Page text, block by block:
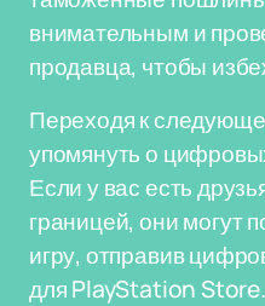
внимательным и
продавца, чтобы
Переходя к
упомянуть о
Если у вас есть
границей, они могут
игру, отправив
для PlayStation